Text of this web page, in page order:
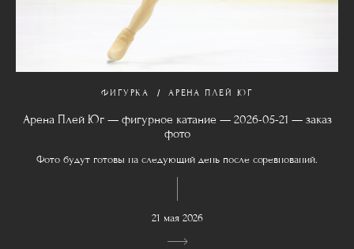
ФИГУРКА АРЕНА ПЛЕЙ ЮГ
Арена Плей Юг — фигурное катание — 2026-05-21 — заказ
фото
Фото будут готовы на следующий день после соревнований.
21 мая 2026